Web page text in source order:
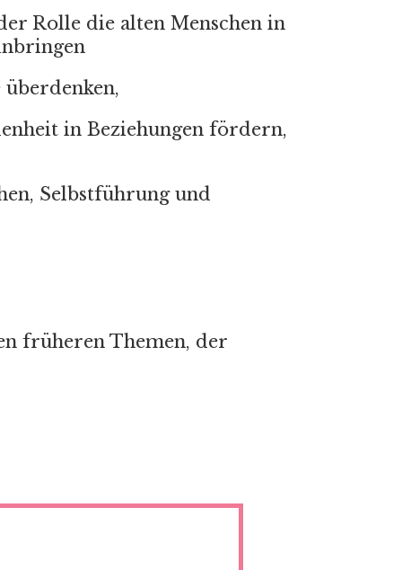
Rolle die alten Menschen in
in Beziehungen fördern,
Selbstführung und
früheren Themen, der